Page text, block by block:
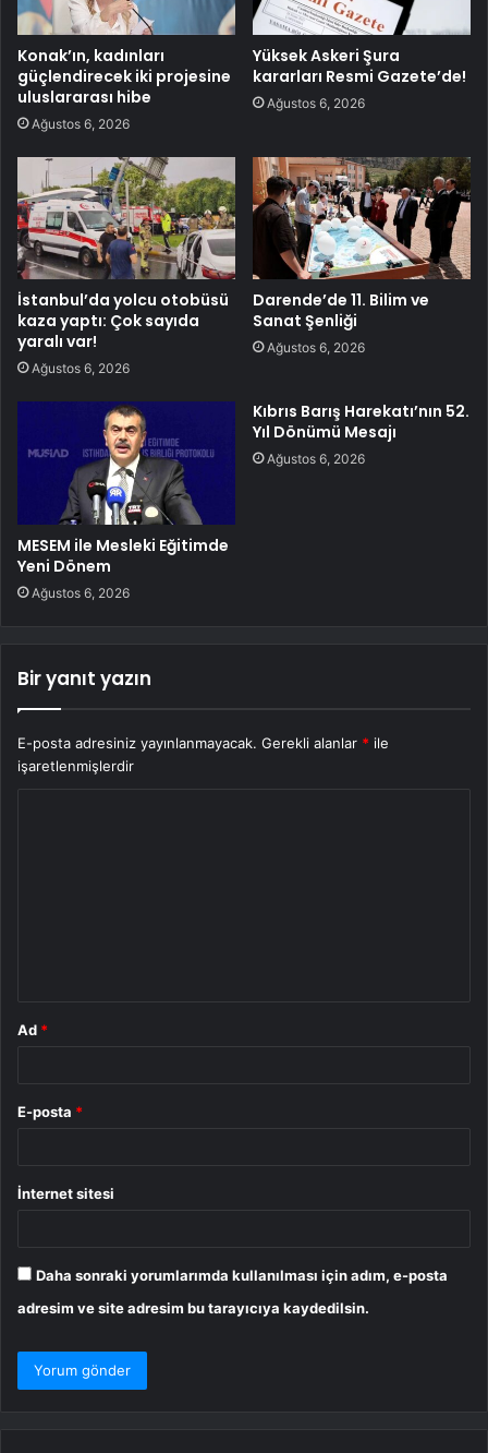
Konak’ın, kadınları
güçlendirecek iki projesine
uluslararası hibe
Ağustos 6, 2026
Yüksek Askeri Şura
kararları Resmi Gazete’de!
Ağustos 6, 2026
İstanbul’da yolcu otobüsü
kaza yaptı: Çok sayıda
yaralı var!
Ağustos 6, 2026
Darende’de 11. Bilim ve
Sanat Şenliği
Ağustos 6, 2026
MESEM ile Mesleki Eğitimde
Yeni Dönem
Ağustos 6, 2026
Kıbrıs Barış Harekatı’nın 52.
Yıl Dönümü Mesajı
Ağustos 6, 2026
Bir yanıt yazın
E-posta adresiniz yayınlanmayacak. Gerekli alanlar * ile
işaretlenmişlerdir
Ad *
E-posta *
İnternet sitesi
Daha sonraki yorumlarımda kullanılması için adım, e-posta
adresim ve site adresim bu tarayıcıya kaydedilsin.